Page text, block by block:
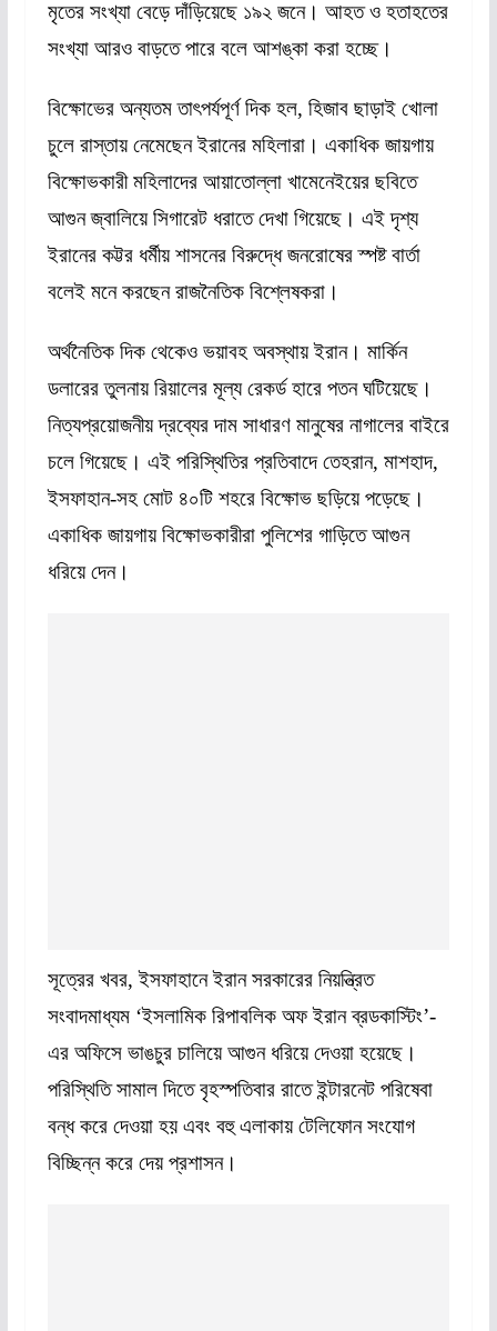
মৃতের সংখ্যা বেড়ে দাঁড়িয়েছে ১৯২ জনে। আহত ও হতাহতের
সংখ্যা আরও বাড়তে পারে বলে আশঙ্কা করা হচ্ছে।
বিক্ষোভের অন্যতম তাৎপর্যপূর্ণ দিক হল, হিজাব ছাড়াই খোলা
চুলে রাস্তায় নেমেছেন ইরানের মহিলারা। একাধিক জায়গায়
বিক্ষোভকারী মহিলাদের আয়াতোল্লা খামেনেইয়ের ছবিতে
আগুন জ্বালিয়ে সিগারেট ধরাতে দেখা গিয়েছে। এই দৃশ্য
ইরানের কট্টর ধর্মীয় শাসনের বিরুদ্ধে জনরোষের স্পষ্ট বার্তা
বলেই মনে করছেন রাজনৈতিক বিশ্লেষকরা।
অর্থনৈতিক দিক থেকেও ভয়াবহ অবস্থায় ইরান। মার্কিন
ডলারের তুলনায় রিয়ালের মূল্য রেকর্ড হারে পতন ঘটিয়েছে।
নিত্যপ্রয়োজনীয় দ্রব্যের দাম সাধারণ মানুষের নাগালের বাইরে
চলে গিয়েছে। এই পরিস্থিতির প্রতিবাদে তেহরান, মাশহাদ,
ইসফাহান-সহ মোট ৪০টি শহরে বিক্ষোভ ছড়িয়ে পড়েছে।
একাধিক জায়গায় বিক্ষোভকারীরা পুলিশের গাড়িতে আগুন
ধরিয়ে দেন।
সূত্রের খবর, ইসফাহানে ইরান সরকারের নিয়ন্ত্রিত
সংবাদমাধ্যম ‘ইসলামিক রিপাবলিক অফ ইরান ব্রডকাস্টিং’-
এর অফিসে ভাঙচুর চালিয়ে আগুন ধরিয়ে দেওয়া হয়েছে।
পরিস্থিতি সামাল দিতে বৃহস্পতিবার রাতে ইন্টারনেট পরিষেবা
বন্ধ করে দেওয়া হয় এবং বহু এলাকায় টেলিফোন সংযোগ
বিচ্ছিন্ন করে দেয় প্রশাসন।